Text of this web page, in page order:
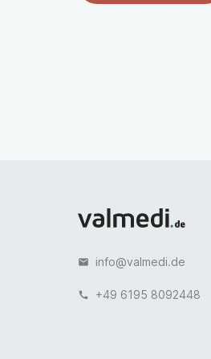
Diakonie Klinikum
email info@valmedi.de
call +49 6195 8092448